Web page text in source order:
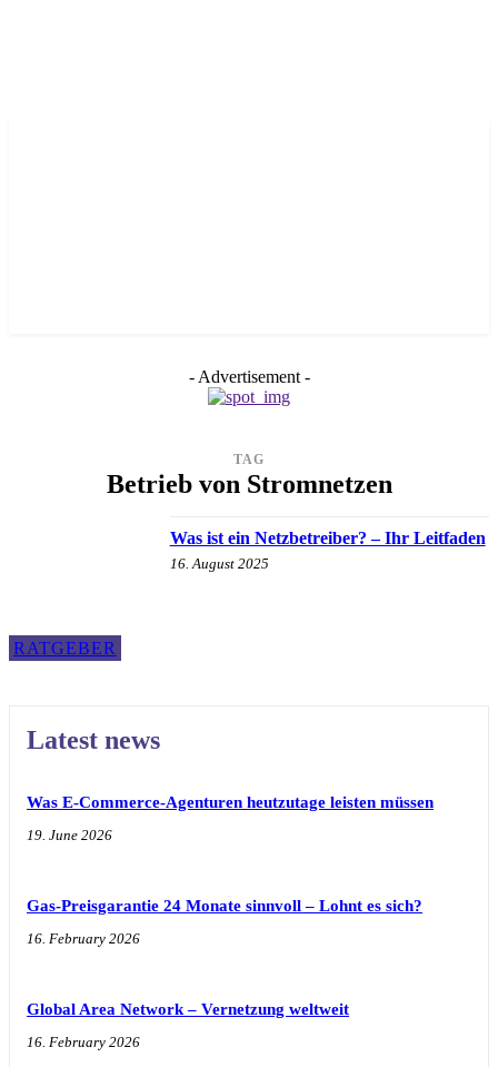
- Advertisement -
TAG
Betrieb von Stromnetzen
RATGEBER
Was ist ein Netzbetreiber? – Ihr Leitfaden
16. August 2025
Latest news
Was E-Commerce-Agenturen heutzutage leisten müssen
19. June 2026
Gas-Preisgarantie 24 Monate sinnvoll – Lohnt es sich?
16. February 2026
Global Area Network – Vernetzung weltweit
16. February 2026